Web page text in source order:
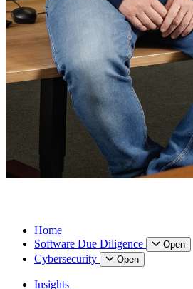
Home
Software Due Diligence
Open
Cybersecurity Open
Insights